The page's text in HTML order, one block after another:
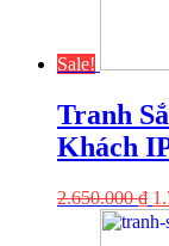
Sale!
Tranh
Khách
2.650.000₫